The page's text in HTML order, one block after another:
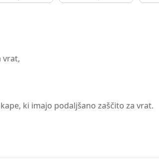
vrat,
ki imajo podaljšano zaščito za vrat.